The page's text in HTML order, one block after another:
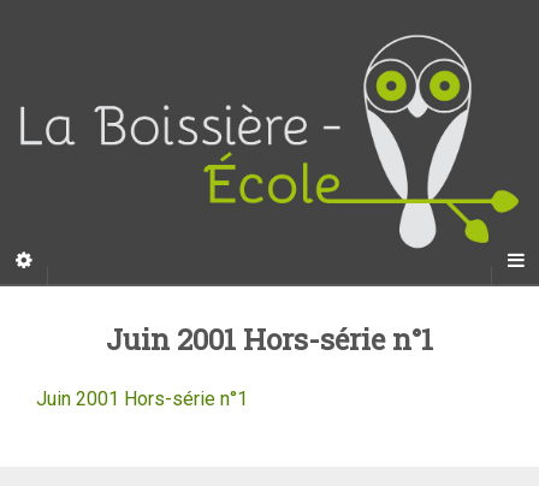
Juin 2001 Hors-série n°1
Juin 2001 Hors-série n°1